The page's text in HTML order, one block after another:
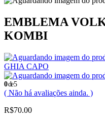
EMBLEMA
KOMBI
GHIA CAPO
0de 5
( Não há avaliações ainda. )
R$70.00